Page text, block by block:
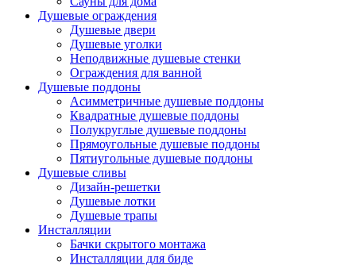
Душевые ограждения
Душевые двери
Душевые уголки
Неподвижные душевые стенки
Ограждения для ванной
Душевые поддоны
Асимметричные душевые поддоны
Квадратные душевые поддоны
Полукруглые душевые поддоны
Прямоугольные душевые поддоны
Пятиугольные душевые поддоны
Душевые сливы
Дизайн-решетки
Душевые лотки
Душевые трапы
Инсталляции
Бачки скрытого монтажа
Инсталляции для биде